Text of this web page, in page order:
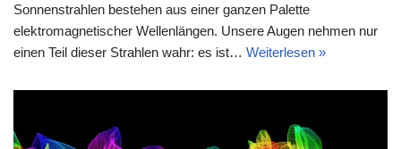
Sonnenstrahlen bestehen aus einer ganzen Palette
elektromagnetischer Wellenlängen. Unsere Augen nehmen nur
einen Teil dieser Strahlen wahr: es ist… Weiterlesen »